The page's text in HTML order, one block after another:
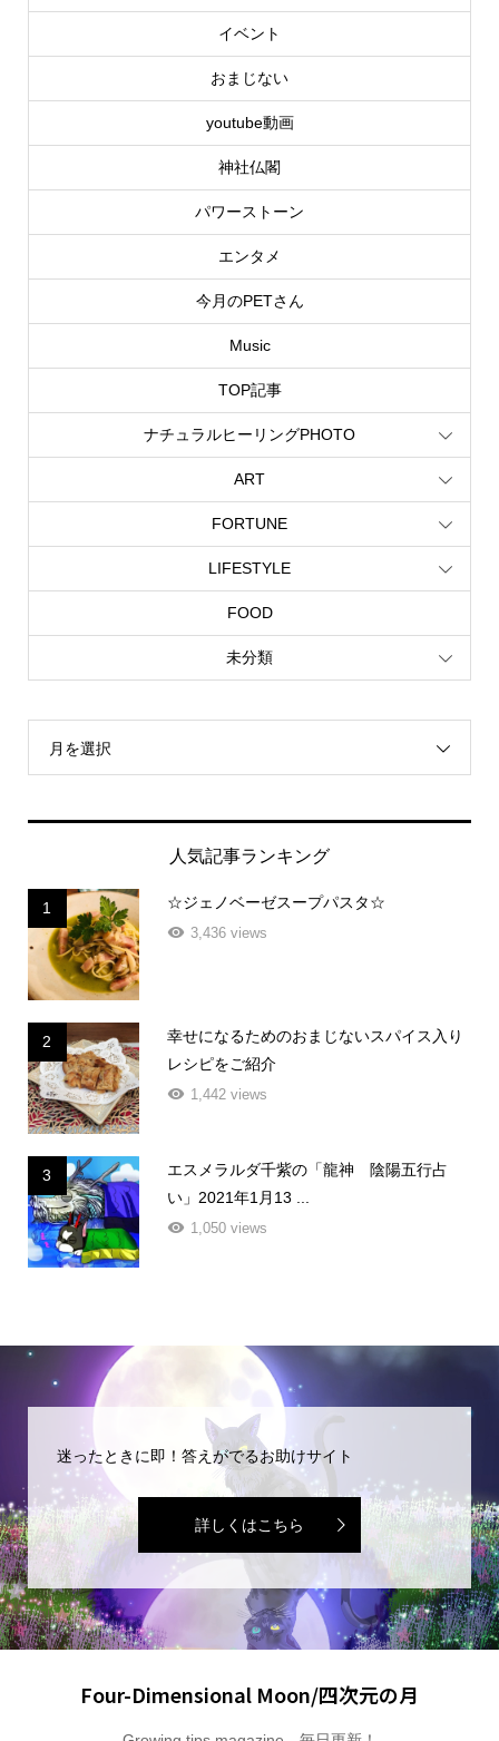
イベント
おまじない
youtube動画
神社仏閣
パワーストーン
エンタメ
今月のPETさん
Music
TOP記事
ナチュラルヒーリングPHOTO
ART
FORTUNE
LIFESTYLE
FOOD
未分類
月を選択
人気記事ランキング
1 ☆ジェノベーゼスープパスタ☆
3,436 views
2
幸せになるためのおまじないスパイス入り
レシピをご紹介
1,442 views
3
エスメラルダ千紫の「龍神 陰陽五行占
い」2021年1月13 ...
1,050 views
迷ったときに即！答えがでるお助けサイト
詳しくはこちら
Four-Dimensional Moon/四次元の月